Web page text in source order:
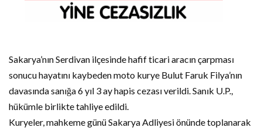
Sakarya’nın Serdivan ilçesinde hafif ticari aracın çarpması
sonucu hayatını kaybeden moto kurye Bulut Faruk Filya’nın
davasında sanığa 6 yıl 3 ay hapis cezası verildi. Sanık U.P.,
hükümle birlikte tahliye edildi.
Kuryeler, mahkeme günü Sakarya Adliyesi önünde toplanarak